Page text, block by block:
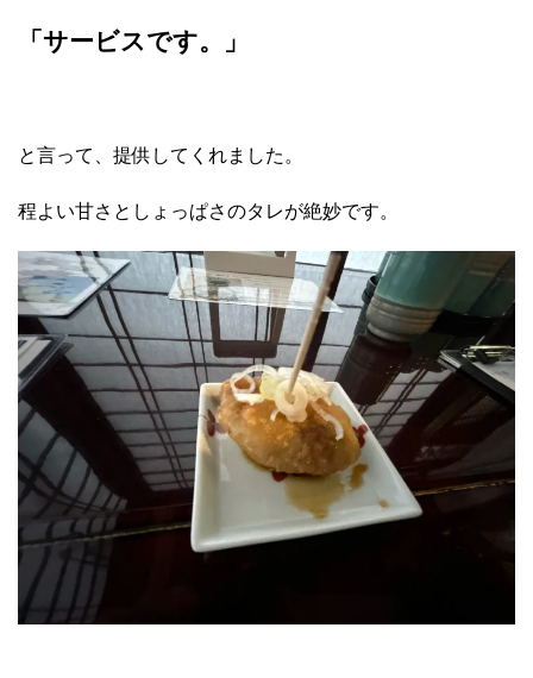
「サービスです。」
と言って、提供してくれました。
程よい甘さとしょっぱさのタレが絶妙です。